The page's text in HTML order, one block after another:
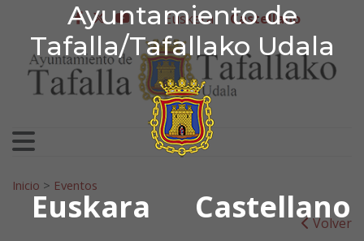
Ayuntamiento de
Tafalla/Tafallako Udala
Euskara Castellano
Ir al contenido
Ayuntamiento de
facebook
twitter
youtube
Euskera Castellano
Search for:
Inicio > Eventos
Volver